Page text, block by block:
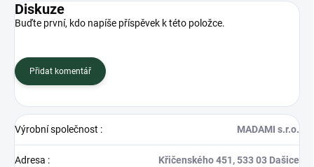
Diskuze
Buďte první, kdo napíše příspěvek k této položce.
Přidat komentář
Výrobní společnost : MADAMI s.r.o.
Adresa : Křičenského 451, 533 03 Dašice